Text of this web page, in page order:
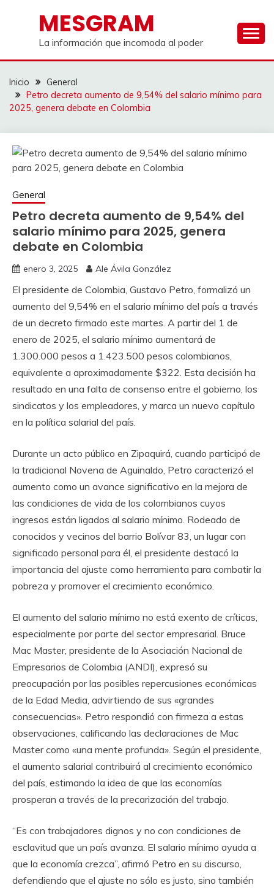
contenidoMESGRAM
La información que incomoda al poder
Inicio
General
Petro decreta aumento de 9,54% del salario mínimo para
2025, genera debate en Colombia
General
Petro decreta aumento de 9,54% del
salario mínimo para 2025, genera
debate en Colombia
enero 3, 2025 Ale Ávila González
El presidente de Colombia, Gustavo Petro, formalizó un
aumento del 9,54% en el salario mínimo del país a través
de un decreto firmado este martes. A partir del 1 de
enero de 2025, el salario mínimo aumentará de
1.300.000 pesos a 1.423.500 pesos colombianos,
equivalente a aproximadamente $322. Esta decisión ha
resultado en una falta de consenso entre el gobierno, los
sindicatos y los empleadores, y marca un nuevo capítulo
en la política salarial del país.
Durante un acto público en Zipaquirá, cuando participó de
la tradicional Novena de Aguinaldo, Petro caracterizó el
aumento como un avance significativo en la mejora de
las condiciones de vida de los colombianos cuyos
ingresos están ligados al salario mínimo. Rodeado de
conocidos y vecinos del barrio Bolívar 83, un lugar con
significado personal para él, el presidente destacó la
importancia del ajuste como herramienta para combatir la
pobreza y promover el crecimiento económico.
El aumento del salario mínimo no está exento de críticas,
especialmente por parte del sector empresarial. Bruce
Mac Master, presidente de la Asociación Nacional de
Empresarios de Colombia (ANDI), expresó su
preocupación por las posibles repercusiones económicas
de la Edad Media, advirtiendo de sus «grandes
consecuencias». Petro respondió con firmeza a estas
observaciones, calificando las declaraciones de Mac
Master como «una mente profunda». Según el presidente,
el aumento salarial contribuirá al crecimiento económico
del país, estimando la idea de que las economías
prosperan a través de la precarización del trabajo.
“Es con trabajadores dignos y no con condiciones de
esclavitud que un país avanza. El salario mínimo ayuda a
que la economía crezca”, afirmó Petro en su discurso,
defendiendo que el ajuste no sólo es justo, sino también